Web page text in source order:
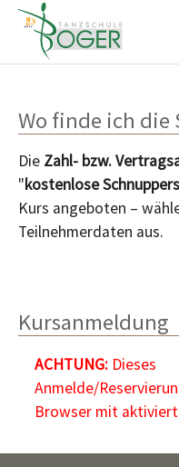
Wo finde ich die
Die Zahl- bzw.
"kostenlose
Kurs angeboten –
Teilnehmerdaten aus.
Kursanmeldung
ACHTUNG:Dieses
Anmelde/
Browser mit